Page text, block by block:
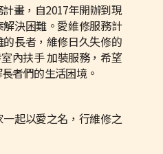
畫，自2017年開辦到現
決困難。愛維修服務計
長者，維修日久失修的
內扶手 加裝服務，希望
者們的生活困境。
一起以愛之名，行維修之